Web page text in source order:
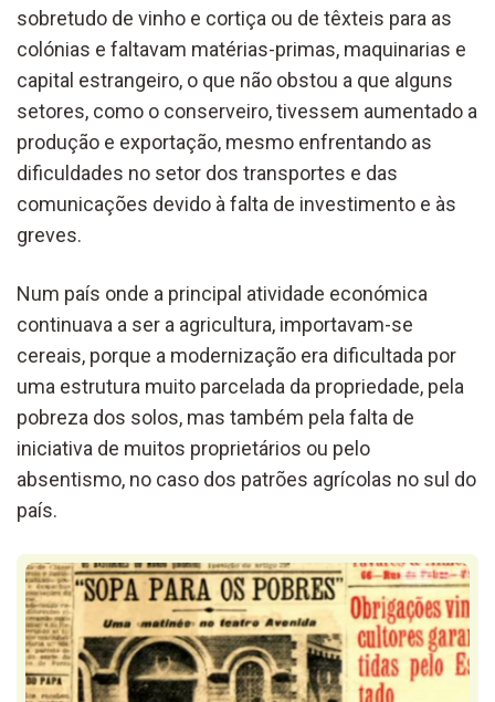
sobretudo de vinho e cortiça ou de têxteis para as
colónias e faltavam matérias-primas, maquinarias e
capital estrangeiro, o que não obstou a que alguns
setores, como o conserveiro, tivessem aumentado a
produção e exportação, mesmo enfrentando as
dificuldades no setor dos transportes e das
comunicações devido à falta de investimento e às
greves.
Num país onde a principal atividade económica
continuava a ser a agricultura, importavam-se
cereais, porque a modernização era dificultada por
uma estrutura muito parcelada da propriedade, pela
pobreza dos solos, mas também pela falta de
iniciativa de muitos proprietários ou pelo
absentismo, no caso dos patrões agrícolas no sul do
país.